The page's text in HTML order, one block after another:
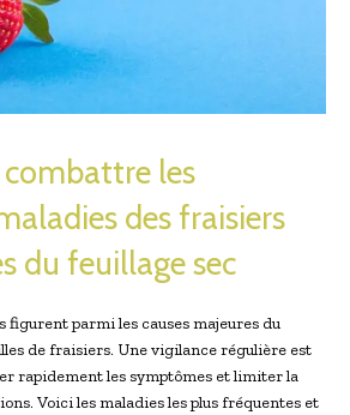
les
des fraisiers
du feuillage sec
figurent parmi les causes majeures du
de fraisiers. Une vigilance régulière est
rapidement les symptômes et limiter la
Voici les maladies les plus fréquentes et